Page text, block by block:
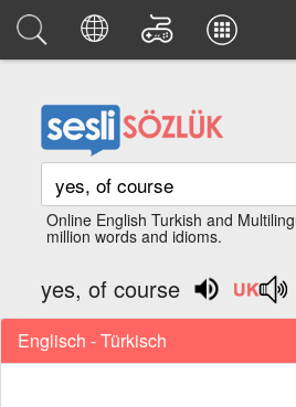
Online English Turkish and
million words and idioms.
yes, of course
Englisch - Türkisch